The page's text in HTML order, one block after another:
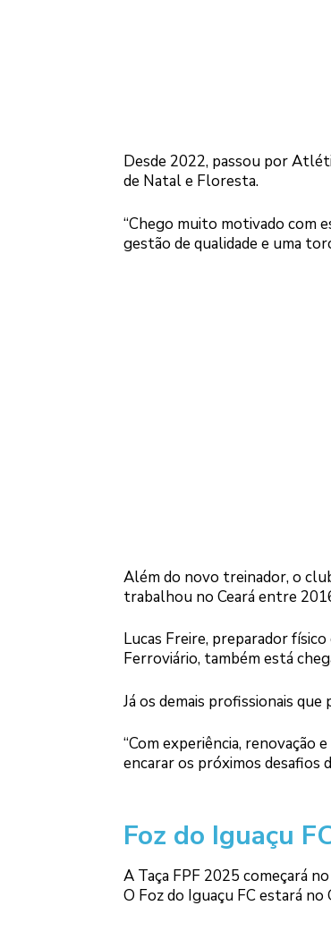
Desde 2022, passou por
de Natal e Floresta.
“Chego muito motivado com
gestão de qualidade e uma
Além do novo treinador, o
trabalhou no Ceará entre
Lucas Freire, preparador
Ferroviário, também está
Já os demais profissionais
“Com experiência, renovação
encarar os próximos desafios
Foz do Iguaçu
A Taça FPF 2025 começará
O Foz do Iguaçu FC estará